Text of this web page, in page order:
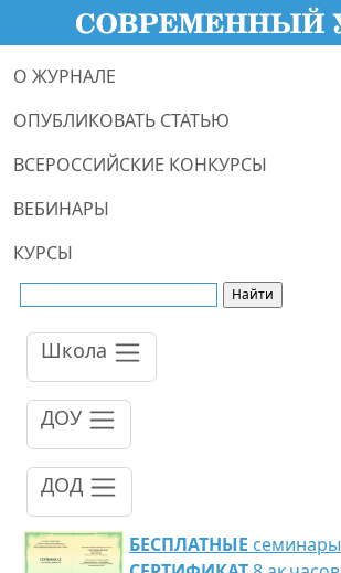
О ЖУРНАЛЕ
ОПУБЛИКОВАТЬ СТАТЬЮ
ВСЕРОССИЙСКИЕ КОНКУРСЫ
ВЕБИНАРЫ
КУРСЫ
Школа
ДОУ
ДОД
БЕСПЛАТНЫЕ семинары